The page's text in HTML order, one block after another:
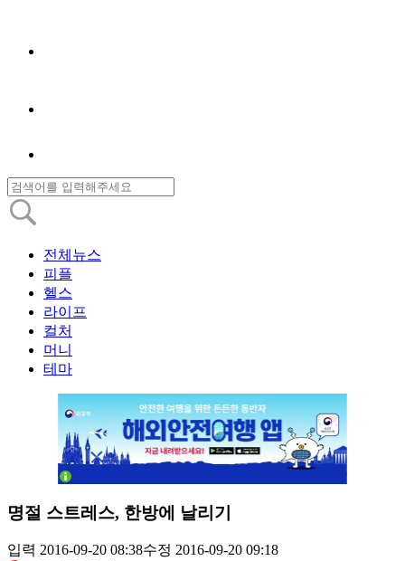
전체뉴스
피플
헬스
라이프
컬처
머니
테마
명절 스트레스, 한방에 날리기
입력 2016-09-20 08:38수정 2016-09-20 09:18